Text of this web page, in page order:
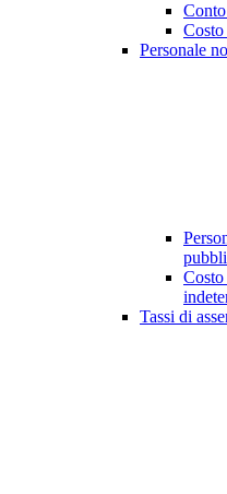
Costo
Personale
Costo
Tassi di